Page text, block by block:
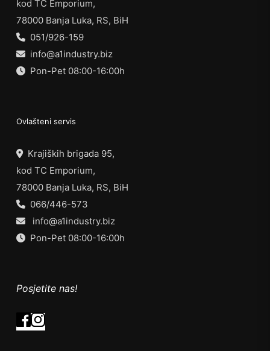
kod TC Emporium,
78000 Banja Luka, RS, BiH
051/926-159
info@a1industry.biz
Pon-Pet 08:00-16:00h
Ovlašteni servis
Krajiških brigada 95,
kod TC Emporium,
78000 Banja Luka, RS, BiH
066/446-573
info@a1industry.biz
Pon-Pet 08:00-16:00h
Posjetite nas!